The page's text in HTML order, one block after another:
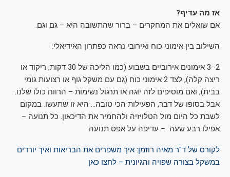
אז מה עדיף?
אם שואלים את המחקרים – ברור שהתשובה היא – גם וגם.
השילוב בין אימוני כוח ואירובי נראה כפתרון האידיאלי:
2–3 אימונים אירוביים בשבוע (כמו הליכה של 30 דקות, ריקוד או
ריצה קלה), לצד 2 אימוני כוח (גם עם משקל גוף או רצועות גומי
בבית), ואם מוסיפים לזה יוגה או תרגול נשימות – הרווח כולו שלנו.
אבל בסופו של דבר, הפעילות הכי טובה… היא זו שתעשו. במקום
לשבת כל היום מול הטלויזיה ולהחמיר את הדיכאון. כל תנועה –
אפילו רבע שעה – עדיפה על אפס תנועה.
לקורס של ד"ר מאיה רוזמן: איך משפרים את הבריאות ואיך יורדים
במשקל בצורה שפויה והגיונית – לחצו כאן